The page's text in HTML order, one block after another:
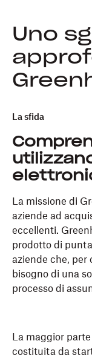
Uno
La sfida
La missione di
aziende ad
eccellenti.
prodotto di
aziende che, per
bisogno di una
processo di
La maggior
costituita da